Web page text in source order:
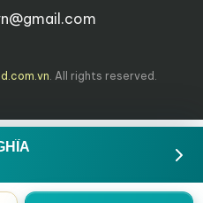
. All rights reserved.